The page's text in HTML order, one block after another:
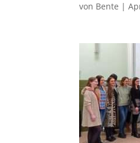
von Bente |